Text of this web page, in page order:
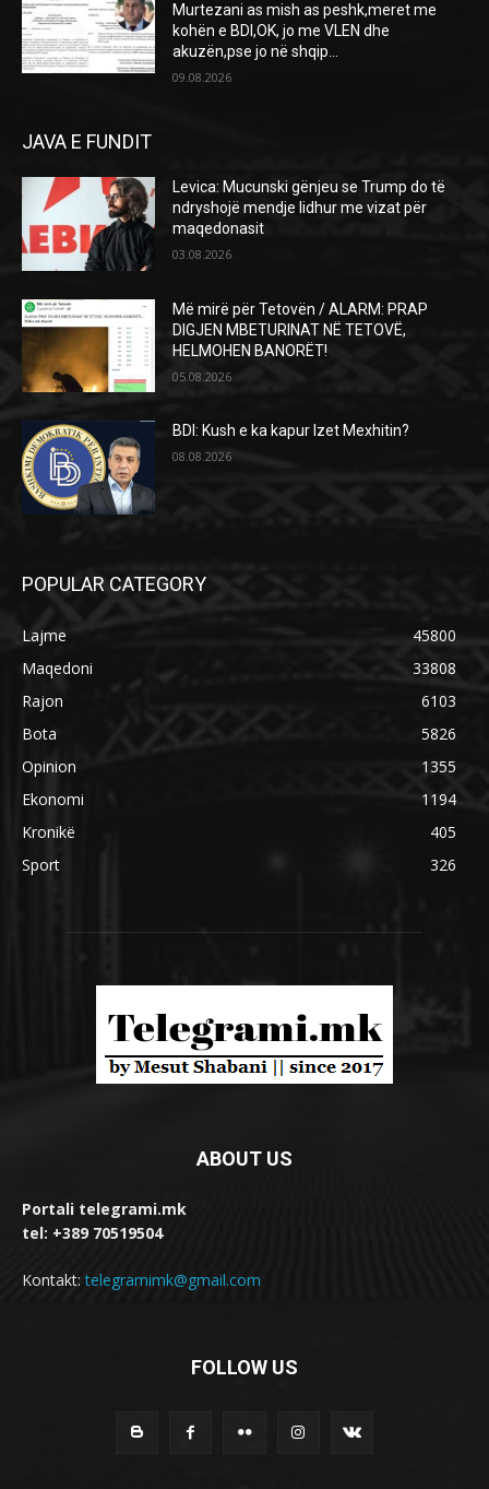
Murtezani as mish as peshk,meret me
kohën e BDI,OK, jo me VLEN dhe
akuzën,pse jo në shqip...
09.08.2026
JAVA E FUNDIT
Levica: Mucunski gënjeu se Trump do të
ndryshojë mendje lidhur me vizat për
maqedonasit
03.08.2026
Më mirë për Tetovën / ALARM: PRAP
DIGJEN MBETURINAT NË TETOVË,
HELMOHEN BANORËT!
05.08.2026
BDI: Kush e ka kapur Izet Mexhitin?
08.08.2026
POPULAR CATEGORY
Lajme
45800
Maqedoni
33808
Rajon
6103
Bota
5826
Opinion
1355
Ekonomi
1194
Kronikë
405
Sport
326
ABOUT US
Portali telegrami.mk
tel: +389 70519504
Kontakt:telegramimk@gmail.com
FOLLOW US